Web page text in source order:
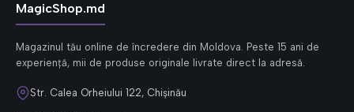
MagicShop.md
Magazinul tău online de încredere din Moldova. Peste 15 ani de
experiență, mii de produse originale livrate direct la adresă.
Str. Calea Orheiului 122, Chișinău